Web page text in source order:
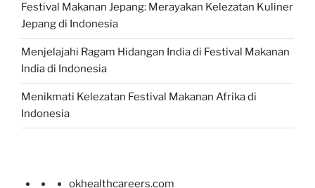
Festival Makanan Jepang: Merayakan Kelezatan Kuliner
Jepang di Indonesia
Menjelajahi Ragam Hidangan India di Festival Makanan
India di Indonesia
Menikmati Kelezatan Festival Makanan Afrika di
Indonesia
okhealthcareers.com